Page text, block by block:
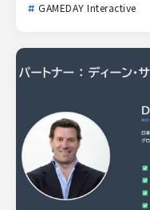
GAMEDAY Interactive